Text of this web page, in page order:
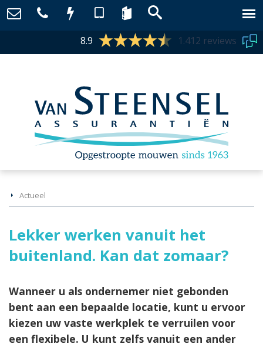
8.9 1.412 reviews
Actueel
Lekker werken vanuit het
buitenland. Kan dat zomaar?
Wanneer u als ondernemer niet gebonden
bent aan een bepaalde locatie, kunt u ervoor
kiezen uw vaste werkplek te verruilen voor
een flexibele. U kunt zelfs vanuit een ander